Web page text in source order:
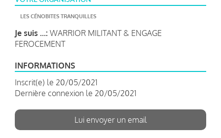
LES CÉNOBITES TRANQUILLES
Je suis ...: WARRIOR MILITANT & ENGAGE
FEROCEMENT
INFORMATIONS
Inscrit(e) le 20/05/2021
Dernière connexion le 20/05/2021
Lui envoyer un email